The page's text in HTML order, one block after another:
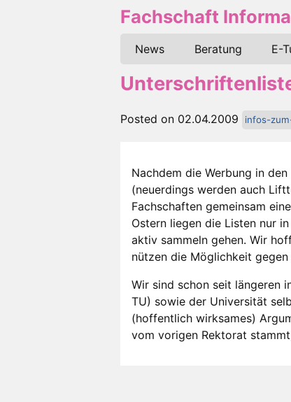
Fachschaft
News Beratung E-
Posted on 02.04.2009 infos-
Nachdem die Werbung in
(neuerdings werden auch
Fachschaften gemeinsam
Ostern liegen die Listen nur
aktiv sammeln gehen. Wir
nützen die Möglichkeit
Wir sind schon seit längeren
TU) sowie der Universität
(hoffentlich wirksames)
vom vorigen Rektorat